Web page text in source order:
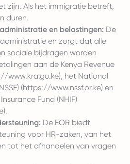
zijn. Als het immigratie betreft,
duren.
en belastingen: De
en zorgt dat alle
sociale bijdragen worden
aan de Kenya Revenue
www.kra.go.ke), het National
(https://www.nssf.or.ke) en
Fund (NHIF)
).
De EOR biedt
voor HR-zaken, van het
tot het afhandelen van vragen